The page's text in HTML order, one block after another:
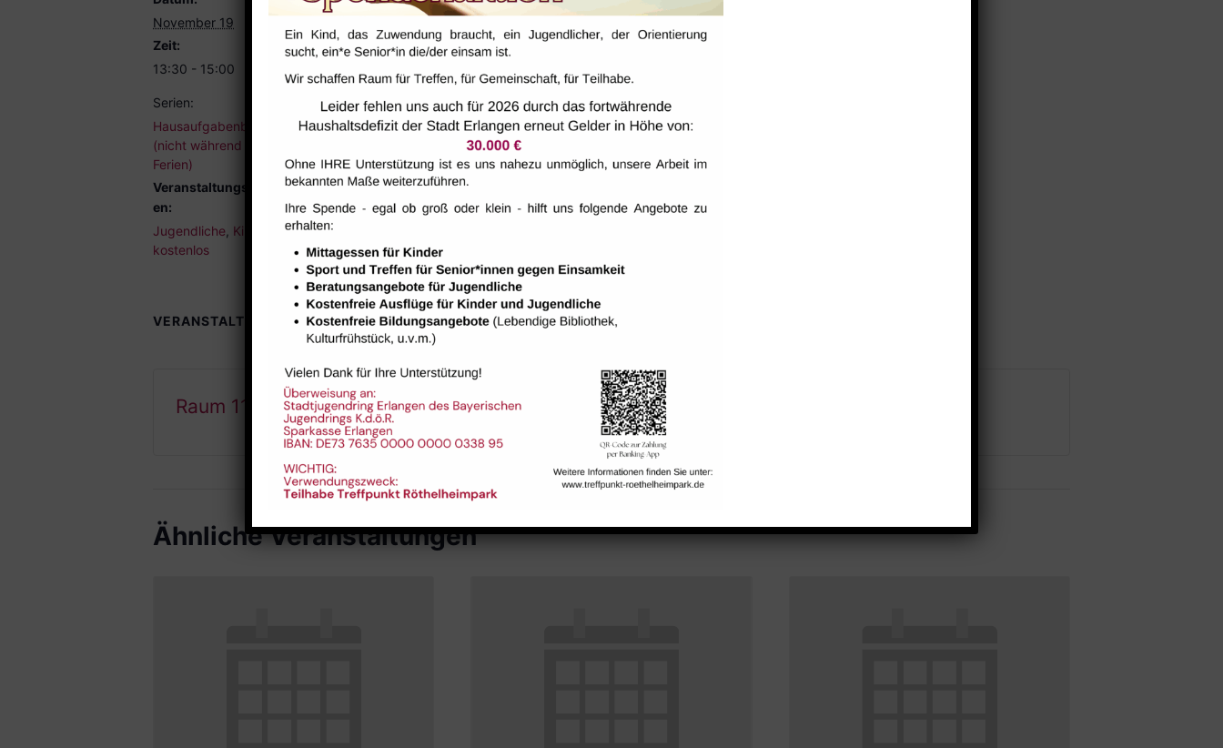
November 19
Zeit:
13:30 - 15:00
Serien:
Hausaufgabenbetreuung
(nicht während der
Ferien)
Veranstaltungskategori
en:
Jugendliche Kinder
kostenlos
VERANSTALTUNGSORTE
Raum 112 Raum 113
Ähnliche Veranstaltungen